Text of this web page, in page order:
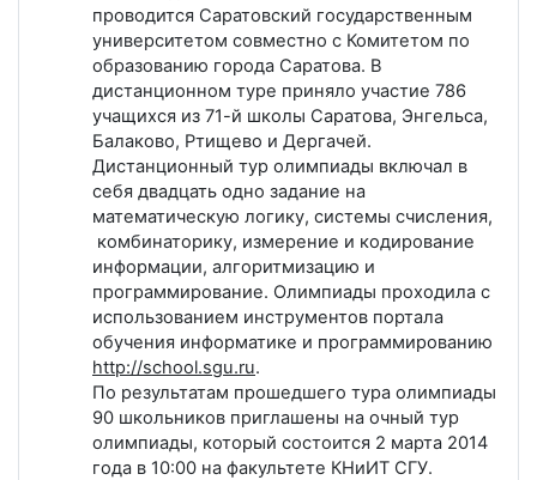
проводится Саратовский государственным
университетом совместно с Комитетом по
образованию города Саратова. В
дистанционном туре приняло участие 786
учащихся из 71-й школы Саратова, Энгельса,
Балаково, Ртищево и Дергачей.
Дистанционный тур олимпиады включал в
себя двадцать одно задание на
математическую логику, системы счисления,
комбинаторику, измерение и кодирование
информации, алгоритмизацию и
программирование. Олимпиады проходила с
использованием инструментов портала
обучения информатике и программированию
http://school.sgu.ru.
По результатам прошедшего тура олимпиады
90 школьников приглашены на очный тур
олимпиады, который состоится 2 марта 2014
года в 10:00 на факультете КНиИТ СГУ.